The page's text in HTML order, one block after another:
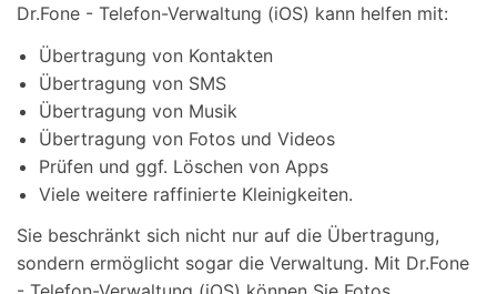
Dr.Fone - Telefon-Verwaltung (iOS) kann helfen mit:
Übertragung von Kontakten
Übertragung von SMS
Übertragung von Musik
Übertragung von Fotos und Videos
Prüfen und ggf. Löschen von Apps
Viele weitere raffinierte Kleinigkeiten.
Sie beschränkt sich nicht nur auf die Übertragung,
sondern ermöglicht sogar die Verwaltung. Mit Dr.Fone